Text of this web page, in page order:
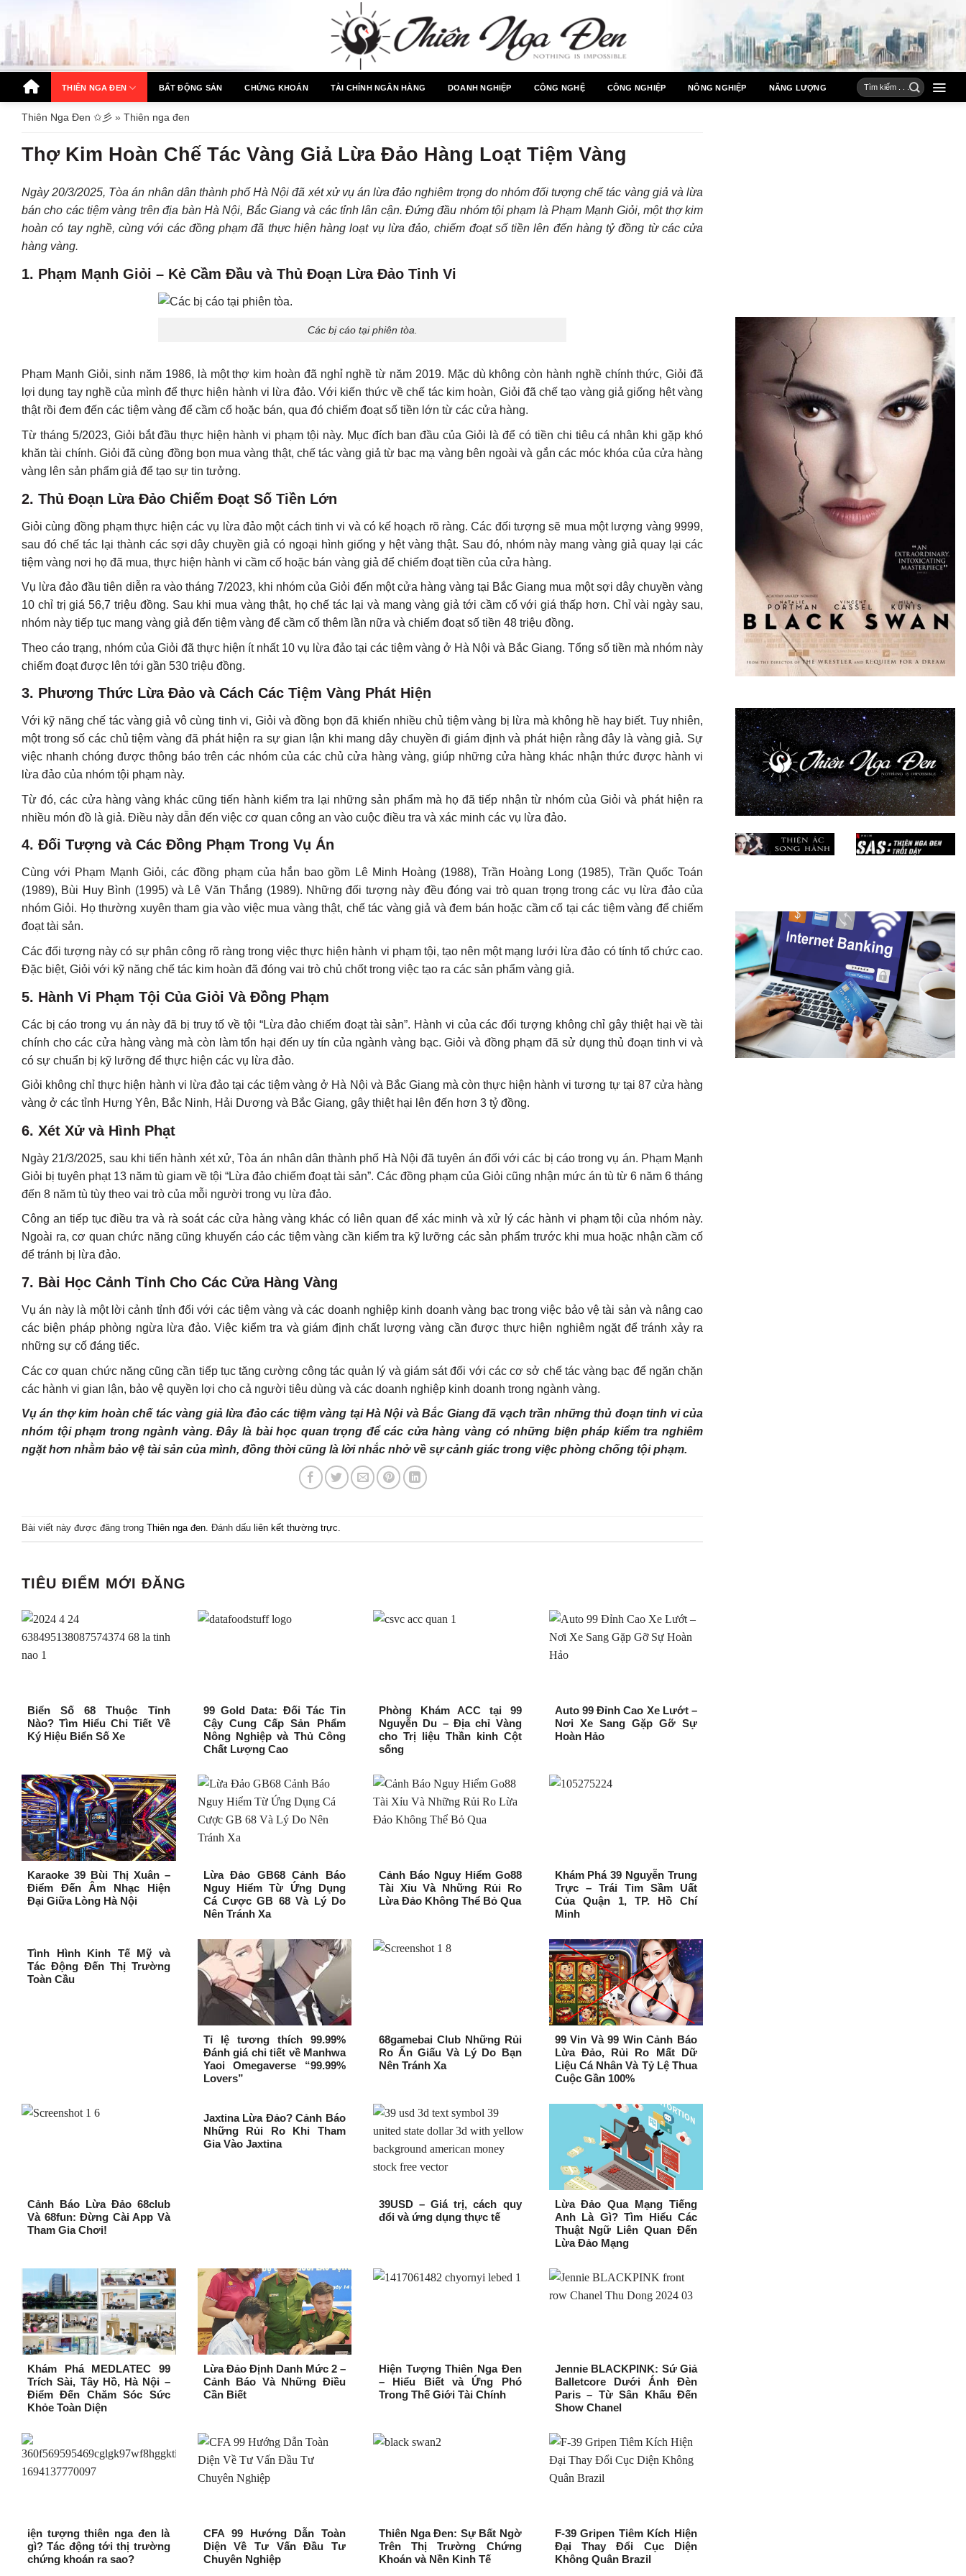
qua
dung
THIÊN NGA ĐEN BẤT ĐỘNG SẢN CHỨNG KHOÁN TÀI CHÍNH NGÂN HÀNG DOANH NGHIỆP CÔNG NGHỆ CÔNG NGHIỆP NÔNG NGHIỆP NĂNG LƯỢNG
Thiên Nga Đen ✩彡 » Thiên nga đen
Thợ Kim Hoàn Chế Tác Vàng Giả Lừa Đảo Hàng Loạt Tiệm Vàng
Ngày 20/3/2025, Tòa án nhân dân thành phố Hà Nội đã xét xử vụ án lừa đảo nghiêm trọng do nhóm đối tượng chế tác vàng giả và lừa
bán cho các tiệm vàng trên địa bàn Hà Nội, Bắc Giang và các tỉnh lân cận. Đứng đầu nhóm tội phạm là Phạm Mạnh Giỏi, một thợ kim
hoàn có tay nghề, cùng với các đồng phạm đã thực hiện hàng loạt vụ lừa đảo, chiếm đoạt số tiền lên đến hàng tỷ đồng từ các cửa
hàng vàng.
1. Phạm Mạnh Giỏi – Kẻ Cầm Đầu và Thủ Đoạn Lừa Đảo Tinh Vi
Các bị cáo tại phiên tòa.
Phạm Mạnh Giỏi, sinh năm 1986, là một thợ kim hoàn đã nghỉ nghề từ năm 2019. Mặc dù không còn hành nghề chính thức, Giỏi đã
lợi dụng tay nghề của mình để thực hiện hành vi lừa đảo. Với kiến thức về chế tác kim hoàn, Giỏi đã chế tạo vàng giả giống hệt vàng
thật rồi đem đến các tiệm vàng để cầm cố hoặc bán, qua đó chiếm đoạt số tiền lớn từ các cửa hàng.
Từ tháng 5/2023, Giỏi bắt đầu thực hiện hành vi phạm tội này. Mục đích ban đầu của Giỏi là để có tiền chi tiêu cá nhân khi gặp khó
khăn tài chính. Giỏi đã cùng đồng bọn mua vàng thật, chế tác vàng giả từ bạc mạ vàng bên ngoài và gắn các móc khóa của cửa hàng
vàng lên sản phẩm giả để tạo sự tin tưởng.
2. Thủ Đoạn Lừa Đảo Chiếm Đoạt Số Tiền Lớn
Giỏi cùng đồng phạm thực hiện các vụ lừa đảo một cách tinh vi và có kế hoạch rõ ràng. Các đối tượng sẽ mua một lượng vàng 9999,
sau đó chế tác lại thành các sợi dây chuyền giả có ngoại hình giống y hệt vàng thật. Sau đó, nhóm này mang vàng giả quay lại các
tiệm vàng nơi họ đã mua, thực hiện hành vi cầm cố hoặc bán vàng giả để chiếm đoạt tiền của cửa hàng.
Vụ lừa đảo đầu tiên diễn ra vào tháng 7/2023, khi nhóm của Giỏi đến một cửa hàng vàng tại Bắc Giang mua một sợi dây chuyền vàng
10 chỉ trị giá 56,7 triệu đồng. Sau khi mua vàng thật, họ chế tác lại và mang vàng giả tới cầm cố với giá thấp hơn. Chỉ vài ngày sau,
nhóm này tiếp tục mang vàng giả đến tiệm vàng để cầm cố thêm lần nữa và chiếm đoạt số tiền 48 triệu đồng.
Theo cáo trạng, nhóm của Giỏi đã thực hiện ít nhất 10 vụ lừa đảo tại các tiệm vàng ở Hà Nội và Bắc Giang. Tổng số tiền mà nhóm này
chiếm đoạt được lên tới gần 530 triệu đồng.
3. Phương Thức Lừa Đảo và Cách Các Tiệm Vàng Phát Hiện
Với kỹ năng chế tác vàng giả vô cùng tinh vi, Giỏi và đồng bọn đã khiến nhiều chủ tiệm vàng bị lừa mà không hề hay biết. Tuy nhiên,
một trong số các chủ tiệm vàng đã phát hiện ra sự gian lận khi mang dây chuyền đi giám định và phát hiện rằng đây là vàng giả. Sự
việc nhanh chóng được thông báo trên các nhóm của các chủ cửa hàng vàng, giúp những cửa hàng khác nhận thức được hành vi
lừa đảo của nhóm tội phạm này.
Từ đó, các cửa hàng vàng khác cũng tiến hành kiểm tra lại những sản phẩm mà họ đã tiếp nhận từ nhóm của Giỏi và phát hiện ra
nhiều món đồ là giả. Điều này dẫn đến việc cơ quan công an vào cuộc điều tra và xác minh các vụ lừa đảo.
4. Đối Tượng và Các Đồng Phạm Trong Vụ Án
Cùng với Phạm Mạnh Giỏi, các đồng phạm của hắn bao gồm Lê Minh Hoàng (1988), Trần Hoàng Long (1985), Trần Quốc Toán
(1989), Bùi Huy Bình (1995) và Lê Văn Thắng (1989). Những đối tượng này đều đóng vai trò quan trọng trong các vụ lừa đảo của
nhóm Giỏi. Họ thường xuyên tham gia vào việc mua vàng thật, chế tác vàng giả và đem bán hoặc cầm cố tại các tiệm vàng để chiếm
đoạt tài sản.
Các đối tượng này có sự phân công rõ ràng trong việc thực hiện hành vi phạm tội, tạo nên một mạng lưới lừa đảo có tính tổ chức cao.
Đặc biệt, Giỏi với kỹ năng chế tác kim hoàn đã đóng vai trò chủ chốt trong việc tạo ra các sản phẩm vàng giả.
5. Hành Vi Phạm Tội Của Giỏi Và Đồng Phạm
Các bị cáo trong vụ án này đã bị truy tố về tội “Lừa đảo chiếm đoạt tài sản”. Hành vi của các đối tượng không chỉ gây thiệt hại về tài
chính cho các cửa hàng vàng mà còn làm tổn hại đến uy tín của ngành vàng bạc. Giỏi và đồng phạm đã sử dụng thủ đoạn tinh vi và
có sự chuẩn bị kỹ lưỡng để thực hiện các vụ lừa đảo.
Giỏi không chỉ thực hiện hành vi lừa đảo tại các tiệm vàng ở Hà Nội và Bắc Giang mà còn thực hiện hành vi tương tự tại 87 cửa hàng
vàng ở các tỉnh Hưng Yên, Bắc Ninh, Hải Dương và Bắc Giang, gây thiệt hại lên đến hơn 3 tỷ đồng.
6. Xét Xử và Hình Phạt
Ngày 21/3/2025, sau khi tiến hành xét xử, Tòa án nhân dân thành phố Hà Nội đã tuyên án đối với các bị cáo trong vụ án. Phạm Mạnh
Giỏi bị tuyên phạt 13 năm tù giam về tội “Lừa đảo chiếm đoạt tài sản”. Các đồng phạm của Giỏi cũng nhận mức án tù từ 6 năm 6 tháng
đến 8 năm tù tùy theo vai trò của mỗi người trong vụ lừa đảo.
Công an tiếp tục điều tra và rà soát các cửa hàng vàng khác có liên quan để xác minh và xử lý các hành vi phạm tội của nhóm này.
Ngoài ra, cơ quan chức năng cũng khuyến cáo các tiệm vàng cần kiểm tra kỹ lưỡng các sản phẩm trước khi mua hoặc nhận cầm cố
để tránh bị lừa đảo.
7. Bài Học Cảnh Tỉnh Cho Các Cửa Hàng Vàng
Vụ án này là một lời cảnh tỉnh đối với các tiệm vàng và các doanh nghiệp kinh doanh vàng bạc trong việc bảo vệ tài sản và nâng cao
các biện pháp phòng ngừa lừa đảo. Việc kiểm tra và giám định chất lượng vàng cần được thực hiện nghiêm ngặt để tránh xảy ra
những sự cố đáng tiếc.
Các cơ quan chức năng cũng cần tiếp tục tăng cường công tác quản lý và giám sát đối với các cơ sở chế tác vàng bạc để ngăn chặn
các hành vi gian lận, bảo vệ quyền lợi cho cả người tiêu dùng và các doanh nghiệp kinh doanh trong ngành vàng.
Vụ án thợ kim hoàn chế tác vàng giả lừa đảo các tiệm vàng tại Hà Nội và Bắc Giang đã vạch trần những thủ đoạn tinh vi của
nhóm tội phạm trong ngành vàng. Đây là bài học quan trọng để các cửa hàng vàng có những biện pháp kiểm tra nghiêm
ngặt hơn nhằm bảo vệ tài sản của mình, đồng thời cũng là lời nhắc nhở về sự cảnh giác trong việc phòng chống tội phạm.
Bài viết này được đăng trong Thiên nga đen. Đánh dấu liên kết thường trực.
TIÊU ĐIỂM MỚI ĐĂNG
Biển Số 68 Thuộc Tỉnh
Nào? Tìm Hiểu Chi Tiết Về
Ký Hiệu Biển Số Xe
99 Gold Data: Đối Tác Tin
Cậy Cung Cấp Sản Phẩm
Nông Nghiệp và Thủ Công
Chất Lượng Cao
Phòng Khám ACC tại 99
Nguyễn Du – Địa chỉ Vàng
cho Trị liệu Thần kinh Cột
sống
Auto 99 Đỉnh Cao Xe Lướt –
Nơi Xe Sang Gặp Gỡ Sự
Hoàn Hảo
Karaoke 39 Bùi Thị Xuân –
Điểm Đến Âm Nhạc Hiện
Đại Giữa Lòng Hà Nội
Lừa Đảo GB68 Cảnh Báo
Nguy Hiểm Từ Ứng Dụng
Cá Cược GB 68 Và Lý Do
Nên Tránh Xa
Cảnh Báo Nguy Hiểm Go88
Tài Xỉu Và Những Rủi Ro
Lừa Đảo Không Thể Bỏ Qua
Khám Phá 39 Nguyễn Trung
Trực – Trái Tim Sầm Uất
Của Quận 1, TP. Hồ Chí
Minh
Tình Hình Kinh Tế Mỹ và
Tác Động Đến Thị Trường
Toàn Cầu
Tỉ lệ tương thích 99.99%
Đánh giá chi tiết về Manhwa
Yaoi Omegaverse “99.99%
Lovers”
68gamebai Club Những Rủi
Ro Ẩn Giấu Và Lý Do Bạn
Nên Tránh Xa
99 Vin Và 99 Win Cảnh Báo
Lừa Đảo, Rủi Ro Mất Dữ
Liệu Cá Nhân Và Tỷ Lệ Thua
Cuộc Gần 100%
Cảnh Báo Lừa Đảo 68club
Và 68fun: Đừng Cài App Và
Tham Gia Chơi!
Jaxtina Lừa Đảo? Cảnh Báo
Những Rủi Ro Khi Tham
Gia Vào Jaxtina
39USD – Giá trị, cách quy
đổi và ứng dụng thực tế
Lừa Đảo Qua Mạng Tiếng
Anh Là Gì? Tìm Hiểu Các
Thuật Ngữ Liên Quan Đến
Lừa Đảo Mạng
Khám Phá MEDLATEC 99
Trích Sài, Tây Hồ, Hà Nội –
Điểm Đến Chăm Sóc Sức
Khỏe Toàn Diện
Lừa Đảo Định Danh Mức 2 –
Cảnh Báo Và Những Điều
Cần Biết
Hiện Tượng Thiên Nga Đen
– Hiểu Biết và Ứng Phó
Trong Thế Giới Tài Chính
Jennie BLACKPINK: Sứ Giả
Balletcore Dưới Ánh Đèn
Paris – Từ Sân Khấu Đến
Show Chanel
iện tượng thiên nga đen là
gì? Tác động tới thị trường
chứng khoán ra sao?
CFA 99 Hướng Dẫn Toàn
Diện Về Tư Vấn Đầu Tư
Chuyên Nghiệp
Thiên Nga Đen: Sự Bất Ngờ
Trên Thị Trường Chứng
Khoán và Nền Kinh Tế
F-39 Gripen Tiêm Kích Hiện
Đại Thay Đổi Cục Diện
Không Quân Brazil